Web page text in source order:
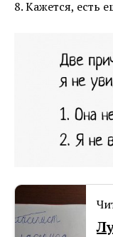
8. Кажется, есть